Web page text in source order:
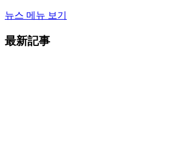
뉴스 메뉴 보기
最新記事